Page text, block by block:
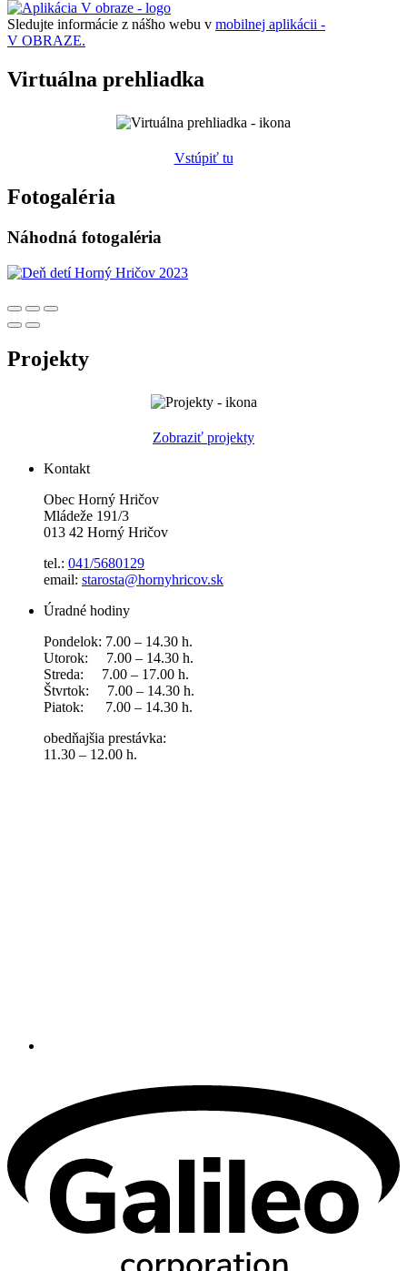
Sledujte informácie z nášho webu v mobilnej aplikácii -
V OBRAZE.
Virtuálna prehliadka
Vstúpiť tu
Fotogaléria
Náhodná fotogaléria
Projekty
Zobraziť projekty
Kontakt
Obec Horný Hričov
Mládeže 191/3
013 42 Horný Hričov
tel.: 041/5680129
email: starosta@hornyhricov.sk
Úradné hodiny
Pondelok: 7.00 – 14.30 h.
Utorok: 7.00 – 14.30 h.
Streda: 7.00 – 17.00 h.
Štvrtok: 7.00 – 14.30 h.
Piatok: 7.00 – 14.30 h.
obedňajšia prestávka:
11.30 – 12.00 h.